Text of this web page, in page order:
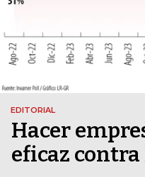
EDITORIAL
Hacer
eficaz contra